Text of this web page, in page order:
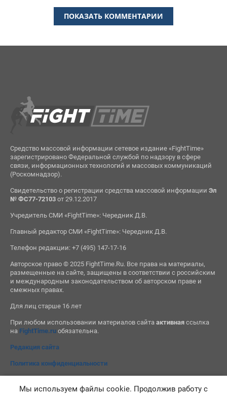
ПОКАЗАТЬ КОММЕНТАРИИ
Средство массовой информации сетевое издание «FightTime»
зарегистрировано Федеральной службой по надзору в сфере
связи, информационных технологий и массовых коммуникаций
(Роскомнадзор).
Свидетельство о регистрации средства массовой информации Эл
№ ФС77-72103от 29.12.2017
Учредитель СМИ «FightTime»: Чередник Д.В.
Главный редактор СМИ «FightTime»: Чередник Д.В.
Телефон редакции: +7 (495) 147-17-16
Авторское право © 2025 FightTime.Ru. Все права на материалы,
размещенные на сайте, защищены в соответствии с российским
и международным законодательством об авторском праве и
смежных правах.
Для лиц старше 16 лет
При любом использовании материалов сайта активнаяссылка
на FightTime.ruобязательна.
Редакция сайта
Политика конфиденциальности
Мы используем файлы cookie. Продолжив работу с